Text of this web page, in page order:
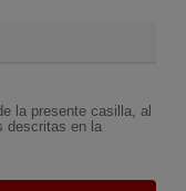
la presente casilla, al
descritas en la